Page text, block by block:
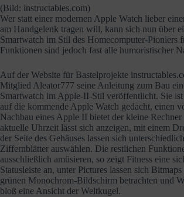
(Bild: instructables.com)
Wer statt einer modernen Apple Watch lieber
am Handgelenk tragen will, kann sich nun über
Smartwatch im Stil des Homecomputer-Pioniers
Funktionen sind jedoch fast alle humoristischer
Auf der Website für Bastelprojekte
Mitglied Aleator777 seine Anleitung zum Bau
Smartwatch im Apple-II-Stil veröffentlicht. Sie ist
auf die kommende Apple Watch gedacht, einen
Nachbau eines Apple II bietet der kleine
aktuelle Uhrzeit lässt sich anzeigen, mit einem
der Seite des Gehäuses lassen sich
Ziffernblätter auswählen. Die restlichen
ausschließlich amüsieren, so zeigt Fitness eine
Statusleiste an, unter Pictures lassen sich
grünen Monochrom-Bildschirm betrachten und
bloß eine Ansicht der Weltkugel.